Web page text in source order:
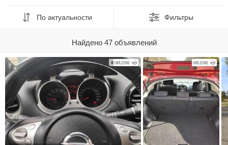
По актуальности Фильтры
Найдено 47 объявлений